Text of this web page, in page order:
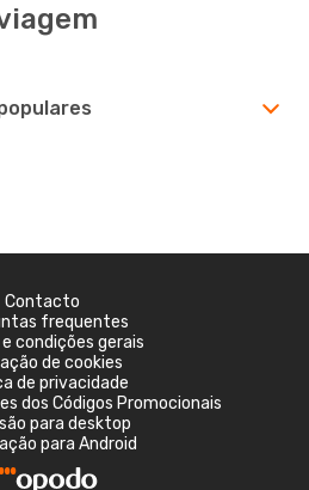
Contacto
frequentes
condições gerais
de cookies
de privacidade
dos Códigos Promocionais
para desktop
para Android